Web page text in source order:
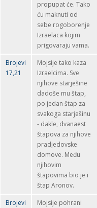
propupat će. Tako
ću maknuti od
sebe rogoborenje
Izraelaca kojim
prigovaraju vama.
Brojevi
17,21
Mojsije tako kaza
Izraelcima. Sve
njihove starješine
dadoše mu štap,
po jedan štap za
svakoga starješinu
- dakle, dvanaest
štapova za njihove
pradjedovske
domove. Među
njihovim
štapovima bio je i
štap Aronov.
Brojevi
Mojsije pohrani